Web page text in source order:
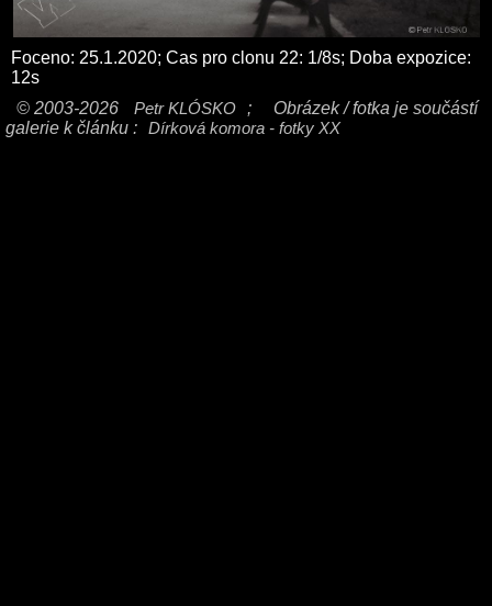
Foceno: 25.1.2020; Cas pro clonu 22: 1/8s; Doba expozice:
12s
© 2003-2026
Petr KLÓSKO ;
Obrázek / fotka je součástí
galerie k článku : Dírková komora - fotky XX